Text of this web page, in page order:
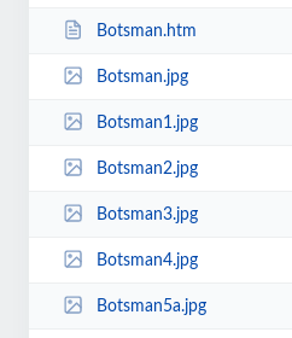
Botsman.htm
Botsman.jpg
Botsman1.jpg
Botsman2.jpg
Botsman3.jpg
Botsman4.jpg
Botsman5a.jpg